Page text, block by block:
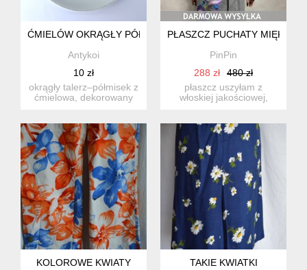
ĆMIELÓW OKRĄGŁY PÓŁMISEK TALERZ RÓŻOWY WZÓR
Antykoi
10 zł
okrągły talerz–półmisek z
ćmielowa, dekorowany
PŁASZCZ PUCHATY MIĘKKA
PinPin
288 zł
480 zł
płaszcz uszyłam z
włoskiej jakościowej,
KOLOROWE KWIATY
TAKIE KWIATKI